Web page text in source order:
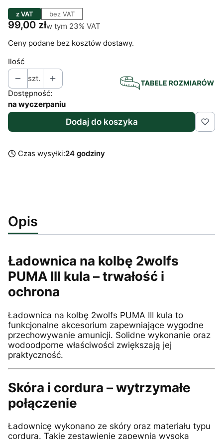
z VAT bez VAT
Cena
99,00 złw tym 23% VAT
w tym 23% VAT
Ceny podane bez kosztów dostawy.
Ilość
szt.
Dostępność:
na wyczerpaniu
Dodaj do koszyka
Czas wysyłki:24 godziny
Opis
Ładownica na kolbę 2wolfs
PUMA III kula – trwałość i
ochrona
Ładownica na kolbę 2wolfs PUMA III kula to
funkcjonalne akcesorium zapewniające wygodne
przechowywanie amunicji. Solidne wykonanie oraz
wodoodporne właściwości zwiększają jej
praktyczność.
Skóra i cordura – wytrzymałe
połączenie
Ładownicę wykonano ze skóry oraz materiału typu
cordura. Takie zestawienie zapewnia wysoką